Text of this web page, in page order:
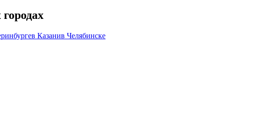
в Казанив Челябинске